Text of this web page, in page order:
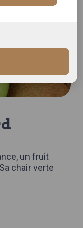
un fruit
chair verte